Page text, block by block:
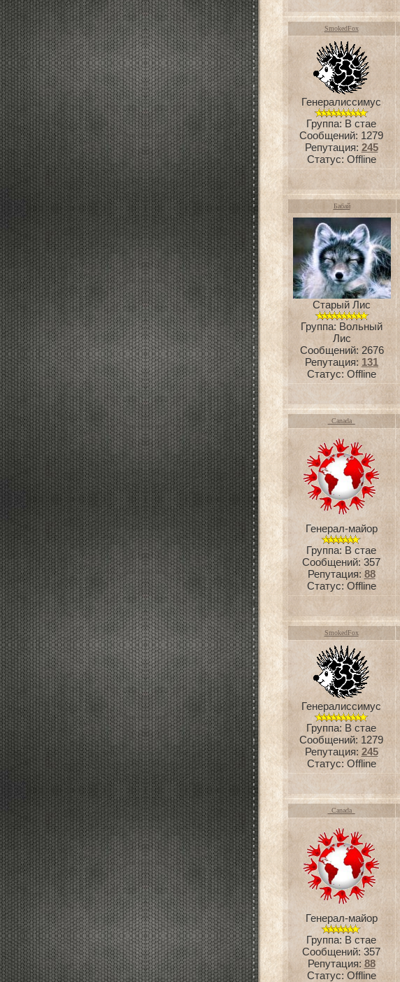
SmokedFox
Генералиссимус
Группа: В стае
Сообщений: 1279
Репутация: 245
Статус: Offline
Бабай
Старый Лис
Группа: Вольный
Лис
Сообщений: 2676
Репутация: 131
Статус: Offline
_Canada_
Генерал-майор
Группа: В стае
Сообщений: 357
Репутация: 88
Статус: Offline
SmokedFox
Генералиссимус
Группа: В стае
Сообщений: 1279
Репутация: 245
Статус: Offline
_Canada_
Генерал-майор
Группа: В стае
Сообщений: 357
Репутация:88
Статус: Offline